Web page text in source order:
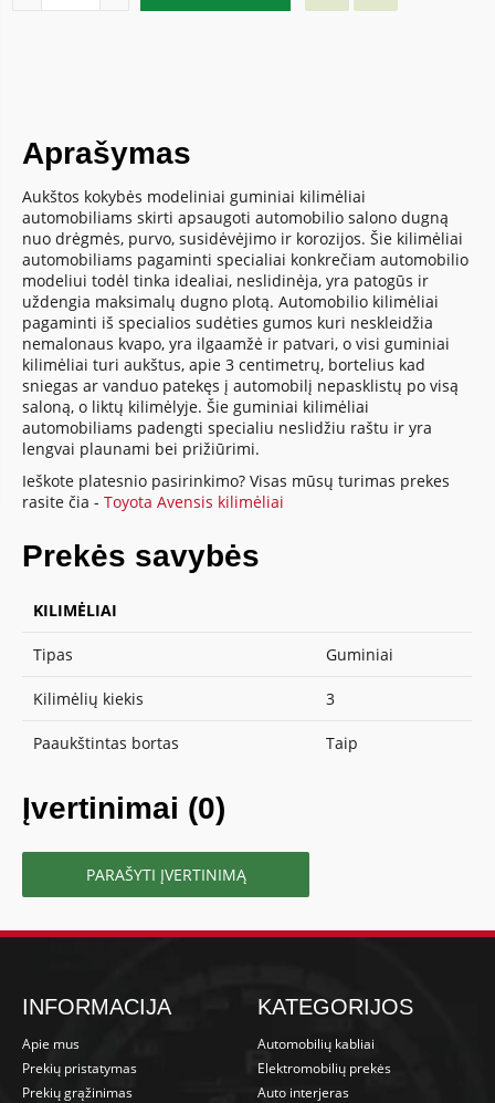
Aprašymas
Aukštos kokybės modeliniai guminiai kilimėliai
automobiliams skirti apsaugoti automobilio salono dugną
nuo drėgmės, purvo, susidėvėjimo ir korozijos. Šie kilimėliai
automobiliams pagaminti specialiai konkrečiam automobilio
modeliui todėl tinka idealiai, neslidinėja, yra patogūs ir
uždengia maksimalų dugno plotą. Automobilio kilimėliai
pagaminti iš specialios sudėties gumos kuri neskleidžia
nemalonaus kvapo, yra ilgaamžė ir patvari, o visi guminiai
kilimėliai turi aukštus, apie 3 centimetrų, bortelius kad
sniegas ar vanduo patekęs į automobilį nepasklistų po visą
saloną, o liktų kilimėlyje. Šie guminiai kilimėliai
automobiliams padengti specialiu neslidžiu raštu ir yra
lengvai plaunami bei prižiūrimi.
Ieškote platesnio pasirinkimo? Visas mūsų turimas prekes
rasite čia -Toyota Avensis kilimėliai
Prekės savybės
KILIMĖLIAI
Tipas Guminiai
Kilimėlių kiekis 3
Paaukštintas bortas Taip
Įvertinimai (0)
PARAŠYTI ĮVERTINIMĄ
INFORMACIJA
Apie mus
Prekių pristatymas
Prekių grąžinimas
KATEGORIJOS
Automobilių kabliai
Elektromobilių prekės
Auto interjeras